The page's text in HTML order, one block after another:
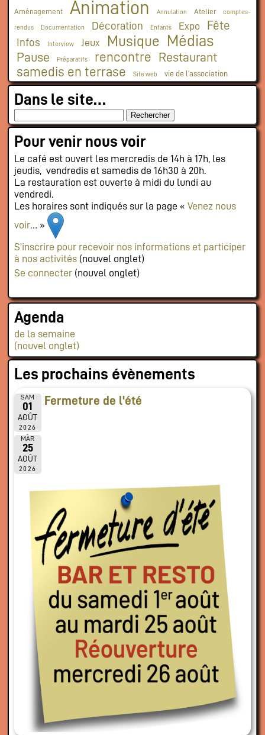
Aménagement Animation Annulation Atelier comptes-
rendus Documentation Décoration Enfants Expo Fête
Infos Interview Jeux Musique Médias
Pause Préparatifs rencontre Restaurant
samedis en terrase Site web vie de l'association
Dans le site…
Pour venir nous voir
Le café est ouvert les mercredis de 14h à 17h, les
jeudis, vendredis et samedis de 16h30 à 20h.
La restauration est ouverte à midi du lundi au
vendredi.
Les horaires sont indiqués sur la page « Venez nous
voir… »
S’inscrire pour recevoir nos informations et participer
à nos activités(nouvel onglet)
Se connecter(nouvel onglet)
Agenda
de la semaine
(nouvel onglet)
Les prochains évènements
SAM
01
AOÛT
2026
MAR
25
AOÛT
2026
Fermeture de l'été